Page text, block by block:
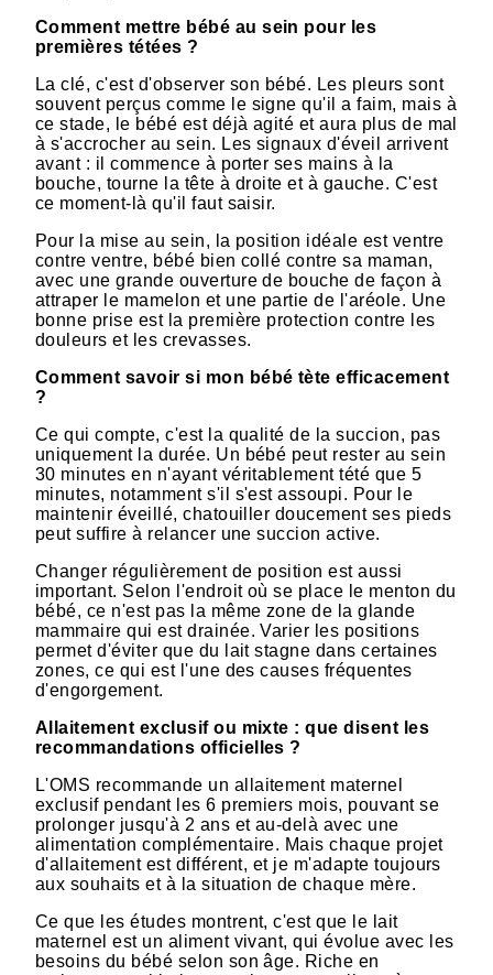
Comment mettre bébé au sein pour les
premières tétées ?
La clé, c'est d'observer son bébé. Les pleurs sont
souvent perçus comme le signe qu'il a faim, mais à
ce stade, le bébé est déjà agité et aura plus de mal
à s'accrocher au sein. Les signaux d'éveil arrivent
avant : il commence à porter ses mains à la
bouche, tourne la tête à droite et à gauche. C'est
ce moment-là qu'il faut saisir.
Pour la mise au sein, la position idéale est ventre
contre ventre, bébé bien collé contre sa maman,
avec une grande ouverture de bouche de façon à
attraper le mamelon et une partie de l'aréole. Une
bonne prise est la première protection contre les
douleurs et les crevasses.
Comment savoir si mon bébé tète efficacement
?
Ce qui compte, c'est la qualité de la succion, pas
uniquement la durée. Un bébé peut rester au sein
30 minutes en n'ayant véritablement tété que 5
minutes, notamment s'il s'est assoupi. Pour le
maintenir éveillé, chatouiller doucement ses pieds
peut suffire à relancer une succion active.
Changer régulièrement de position est aussi
important. Selon l'endroit où se place le menton du
bébé, ce n'est pas la même zone de la glande
mammaire qui est drainée. Varier les positions
permet d'éviter que du lait stagne dans certaines
zones, ce qui est l'une des causes fréquentes
d'engorgement.
Allaitement exclusif ou mixte : que disent les
recommandations officielles ?
L'OMS recommande un allaitement maternel
exclusif pendant les 6 premiers mois, pouvant se
prolonger jusqu'à 2 ans et au-delà avec une
alimentation complémentaire. Mais chaque projet
d'allaitement est différent, et je m'adapte toujours
aux souhaits et à la situation de chaque mère.
Ce que les études montrent, c'est que le lait
maternel est un aliment vivant, qui évolue avec les
besoins du bébé selon son âge. Riche en